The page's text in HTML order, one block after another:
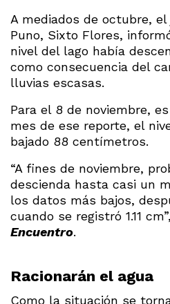
A mediados de octubre,
Puno, Sixto Flores,
nivel del lago había
como consecuencia del
lluvias escasas.
Para el 8 de noviembre,
mes de ese reporte, el
bajado 88 centímetros.
“A fines de noviembre,
descienda hasta casi un
los datos más bajos,
cuando se registró 1.11
Encuentro.
Racionarán el agua
Como la situación se